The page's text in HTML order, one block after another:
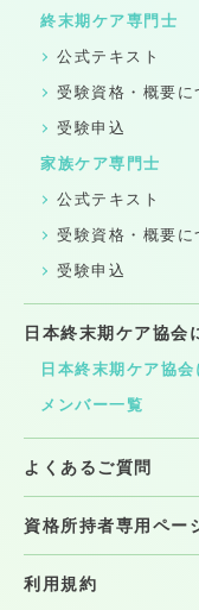
終末期ケア専門士
公式テキスト
受験資格・概要に
受験申込
家族ケア専門士
公式テキスト
受験資格・概要に
受験申込
日本終末期ケア協会
日本終末期ケア協会
メンバー一覧
よくあるご質問
資格所持者専用ペー
利用規約